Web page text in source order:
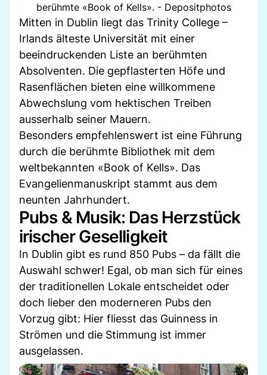
berühmte «Book of Kells». - Depositphotos
Mitten in Dublin liegt das Trinity College –
Irlands älteste Universität mit einer
beeindruckenden Liste an berühmten
Absolventen. Die gepflasterten Höfe und
Rasenflächen bieten eine willkommene
Abwechslung vom hektischen Treiben
ausserhalb seiner Mauern.
Besonders empfehlenswert ist eine Führung
durch die berühmte Bibliothek mit dem
weltbekannten «Book of Kells». Das
Evangelienmanuskript stammt aus dem
neunten Jahrhundert.
Pubs & Musik: Das Herzstück
irischer Geselligkeit
In Dublin gibt es rund 850 Pubs – da fällt die
Auswahl schwer! Egal, ob man sich für eines
der traditionellen Lokale entscheidet oder
doch lieber den moderneren Pubs den
Vorzug gibt: Hier fliesst das Guinness in
Strömen und die Stimmung ist immer
ausgelassen.